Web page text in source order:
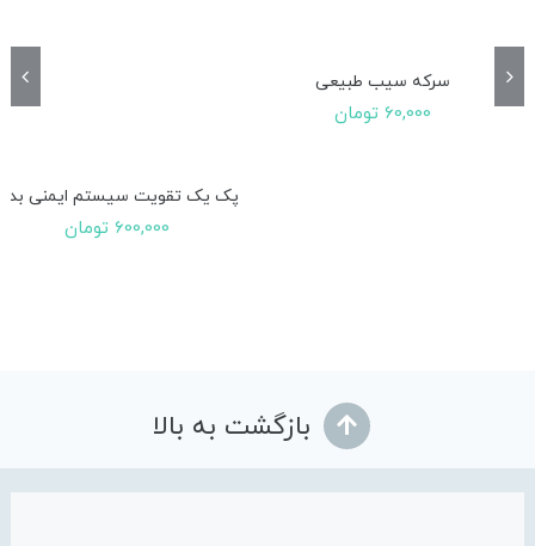
سرکه سیب طبیعی
60,000 تومان
پک یک تقویت سیستم ایمنی
600,000 تومان
بازگشت به بالا